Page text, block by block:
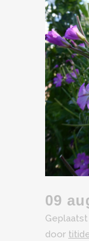
09
Geplaatst
door